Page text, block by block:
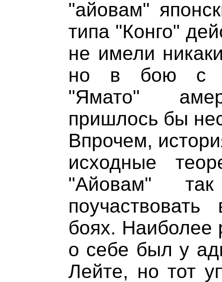
"айовам"
типа "Конго"
не имели
но в бою с
"Ямато"
пришлось бы
Впрочем,
исходные
"Айовам"
боях. Наиболее
о себе был у
Лейте, но тот